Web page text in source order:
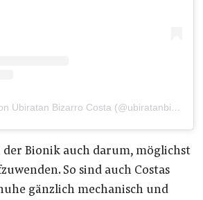
Ein Beitrag geteilt von Ubiratan Bizarro Costa (@ubiratanbizarro)
der Bionik auch darum, möglichst
So sind auch Costas
gänzlich mechanisch und